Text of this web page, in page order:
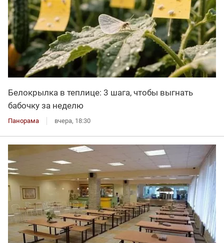
Белокрылка в теплице: 3 шага, чтобы выгнать
бабочку за неделю
Панорама вчера, 18:30